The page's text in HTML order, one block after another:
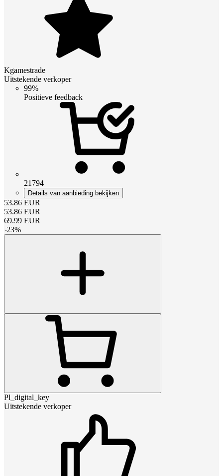
Kgamestrade
Uitstekende verkoper
99%
Positieve feedback
21794
Details van aanbieding bekijken
53.86 EUR
53.86 EUR
69.99 EUR
-23%
Pl_digital_key
Uitstekende verkoper